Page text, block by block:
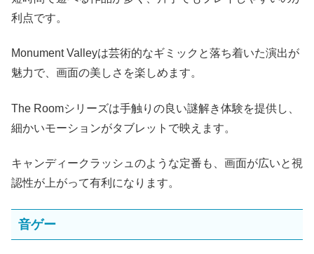
利点です。
Monument Valleyは芸術的なギミックと落ち着いた演出が
魅力で、画面の美しさを楽しめます。
The Roomシリーズは手触りの良い謎解き体験を提供し、
細かいモーションがタブレットで映えます。
キャンディークラッシュのような定番も、画面が広いと視
認性が上がって有利になります。
音ゲー